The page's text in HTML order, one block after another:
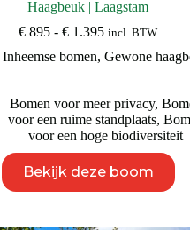
Haagbeuk | Laagstam
€ 895 - € 1.395Prijsklasse:
tot
incl. BTW
Inheemse bomen, Gewone
Bomen voor meer privacy,
voor een ruime standplaats,
voor een hoge biodiversiteit
Bekijk deze boom
product
heeft